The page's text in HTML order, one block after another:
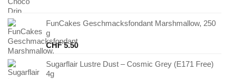
FunCakes Geschmacksfondant Marshmallow, 250
g
CHF5.50
Sugarflair Lustre Dust – Cosmic Grey (E171 Free)
4g